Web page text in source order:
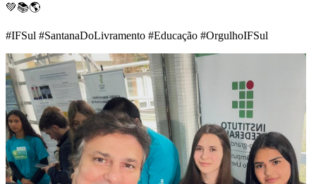
💚📚🌎
#IFSul #SantanaDoLivramento #Educação #OrgulhoIFSul